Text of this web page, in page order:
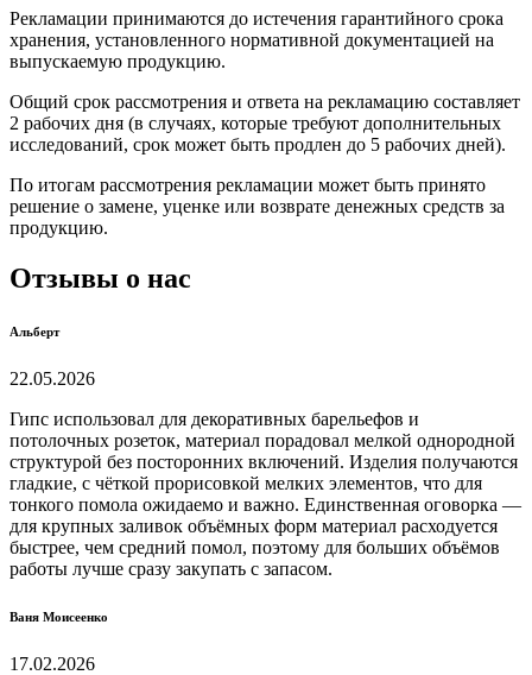
Рекламации принимаются до истечения гарантийного срока
хранения, установленного нормативной документацией на
выпускаемую продукцию.
Общий срок рассмотрения и ответа на рекламацию составляет
2 рабочих дня (в случаях, которые требуют дополнительных
исследований, срок может быть продлен до 5 рабочих дней).
По итогам рассмотрения рекламации может быть принято
решение о замене, уценке или возврате денежных средств за
продукцию.
Отзывы о нас
Альберт
22.05.2026
Гипс использовал для декоративных барельефов и
потолочных розеток, материал порадовал мелкой однородной
структурой без посторонних включений. Изделия получаются
гладкие, с чёткой прорисовкой мелких элементов, что для
тонкого помола ожидаемо и важно. Единственная оговорка —
для крупных заливок объёмных форм материал расходуется
быстрее, чем средний помол, поэтому для больших объёмов
работы лучше сразу закупать с запасом.
Ваня Моисеенко
17.02.2026